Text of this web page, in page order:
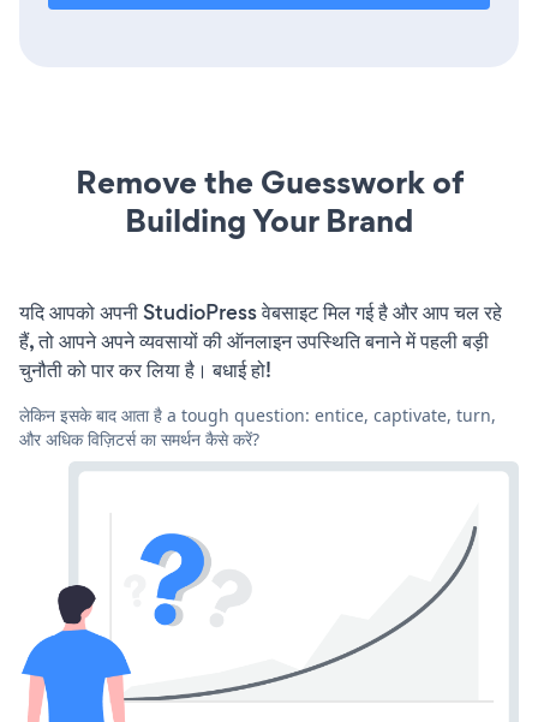
Remove the Guesswork of
Building Your Brand
यदि आपको अपनी StudioPress वेबसाइट मिल गई है और आप चल रहे
हैं, तो आपने अपने व्यवसायों की ऑनलाइन उपस्थिति बनाने में पहली बड़ी
चुनौती को पार कर लिया है। बधाई हो!
लेकिन इसके बाद आता है a tough question: entice, captivate, turn,
और अधिक विज़िटर्स का समर्थन कैसे करें?